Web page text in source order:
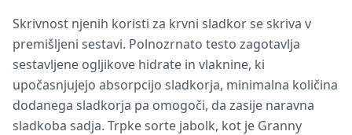
Skrivnost njenih koristi za krvni sladkor se skriva v
premišljeni sestavi. Polnozrnato testo zagotavlja
sestavljene ogljikove hidrate in vlaknine, ki
upočasnjujejo absorpcijo sladkorja, minimalna količina
dodanega sladkorja pa omogoči, da zasije naravna
sladkoba sadja. Trpke sorte jabolk, kot je Granny